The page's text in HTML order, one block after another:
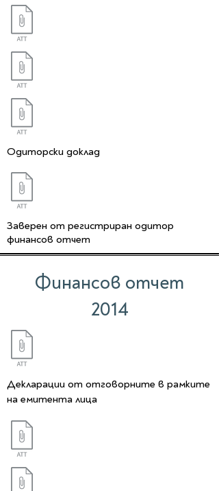
Одиторски доклад
Заверен от регистриран одитор
финансов отчет
Финансов отчет
2014
Декларации от отговорните в рамките
на емитента лица